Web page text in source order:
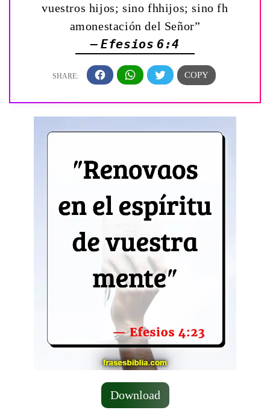
vuestros hijos; sino fhhijos; sino fh
amonestación del Señor”
— Efesios 6:4
Download